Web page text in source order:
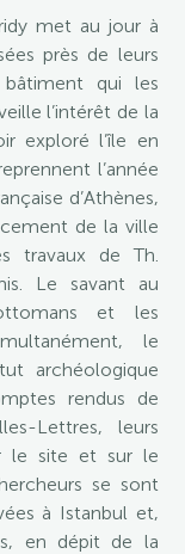
met au jour à
près de leurs
qui les
l’intérêt de la
exploré l’île en
l’année
d’Athènes,
de la ville
travaux de Th.
Le savant au
et les
le
archéologique
rendus de
Lettres, leurs
le site et sur le
se sont
à Istanbul et,
en dépit de la